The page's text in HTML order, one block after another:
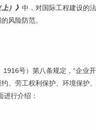
）》 中，对国际工程建设的
风险防范。
1916号）第八条规定，“企业
、劳工权利保护、环境保护
行介绍：